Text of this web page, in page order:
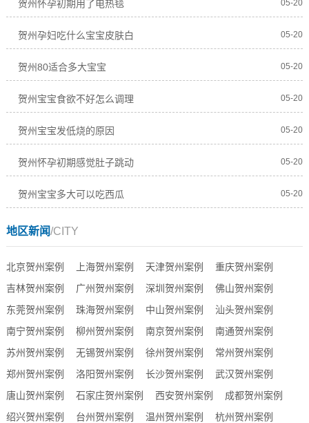
贺州怀孕初期用了电热毯 05-20
贺州孕妇吃什么宝宝皮肤白 05-20
贺州80适合多大宝宝 05-20
贺州宝宝食欲不好怎么调理 05-20
贺州宝宝发低烧的原因 05-20
贺州怀孕初期感觉肚子跳动 05-20
贺州宝宝多大可以吃西瓜 05-20
地区新闻/CITY
北京贺州案例 上海贺州案例 天津贺州案例
重庆贺州案例
吉林贺州案例
广州贺州案例 深圳贺州案例
佛山贺州案例
东莞贺州案例
珠海贺州案例 中山贺州案例
汕头贺州案例
南宁贺州案例
柳州贺州案例 南京贺州案例
南通贺州案例
苏州贺州案例
无锡贺州案例 徐州贺州案例
常州贺州案例
郑州贺州案例
洛阳贺州案例 长沙贺州案例
武汉贺州案例
唐山贺州案例
石家庄贺州案例 西安贺州案例
成都贺州案例
绍兴贺州案例
台州贺州案例 温州贺州案例 杭州贺州案例